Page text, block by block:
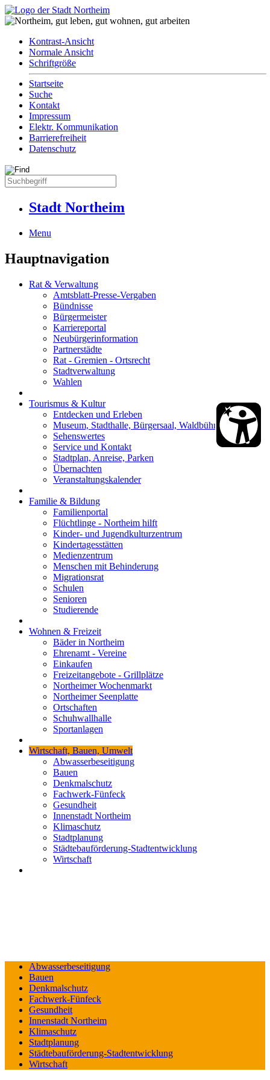
Kontrast-Ansicht
Normale Ansicht
Schriftgröße
Startseite
Suche
Kontakt
Impressum
Elektr. Kommunikation
Barrierefreiheit
Datenschutz
Stadt Northeim
Menu
Hauptnavigation
Rat & Verwaltung
Amtsblatt-Presse-Vergaben
Bündnisse
Bürgermeister
Karriereportal
Neubürgerinformation
Partnerstädte
Rat - Gremien - Ortsrecht
Stadtverwaltung
Wahlen
Tourismus & Kultur
Entdecken und Erleben
Museum, Stadthalle, Bürgersaal, Waldbühne
Sehenswertes
Service und Kontakt
Stadtplan, Anreise, Parken
Übernachten
Veranstaltungskalender
Familie & Bildung
Familienportal
Flüchtlinge - Northeim hilft
Kinder- und Jugendkulturzentrum
Kindertagesstätten
Medienzentrum
Menschen mit Behinderung
Migrationsrat
Schulen
Senioren
Studierende
Wohnen & Freizeit
Bäder in Northeim
Ehrenamt - Vereine
Einkaufen
Freizeitangebote - Grillplätze
Northeimer Wochenmarkt
Northeimer Seenplatte
Ortschaften
Schuhwallhalle
Sportanlagen
Wirtschaft, Bauen, Umwelt
Abwasserbeseitigung
Bauen
Denkmalschutz
Fachwerk-Fünfeck
Gesundheit
Innenstadt Northeim
Klimaschutz
Stadtplanung
Städtebauförderung-Stadtentwicklung
Wirtschaft
Abwasserbeseitigung
Bauen
Denkmalschutz
Fachwerk-Fünfeck
Gesundheit
Innenstadt Northeim
Klimaschutz
Stadtplanung
Städtebauförderung-Stadtentwicklung
Wirtschaft